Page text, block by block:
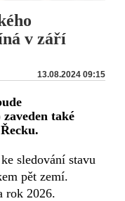
v září
13.08.2024 09:15
také
sledování stavu
pět zemí.
rok 2026.